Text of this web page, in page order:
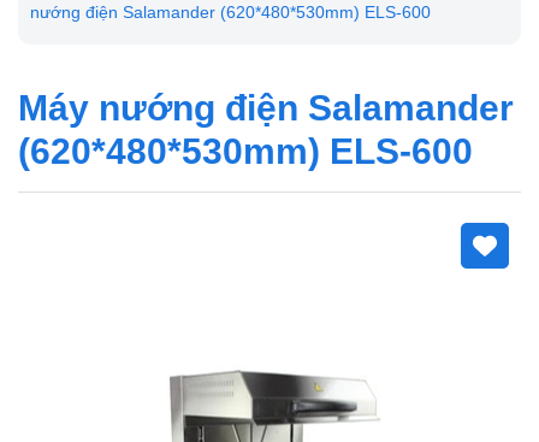
nướng điện Salamander (620*480*530mm) ELS-600
Máy nướng điện Salamander
(620*480*530mm) ELS-600